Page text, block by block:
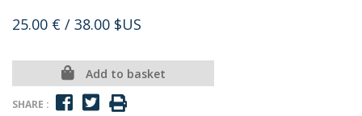
25.00 € / 38.00 $US
Add to basket
SHARE :